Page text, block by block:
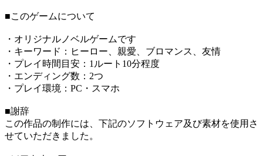
■このゲームについて
・オリジナルノベルゲームです
・キーワード：ヒーロー、親愛、ブロマンス、友情
・プレイ時間目安：1ルート10分程度
・エンディング数：2つ
・プレイ環境：PC・スマホ
■謝辞
この作品の制作には、下記のソフトウェア及び素材を使用さ
せていただきました。